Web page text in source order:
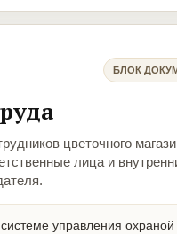
БЛОК
цветочного
лица и
управления охраной